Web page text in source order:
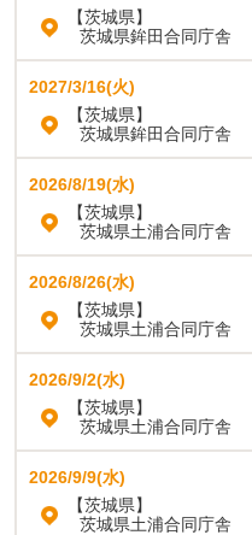
【茨城県】
茨城県鉾田合同庁舎
2027/3/16(火)
【茨城県】
茨城県鉾田合同庁舎
2026/8/19(水)
【茨城県】
茨城県土浦合同庁舎
2026/8/26(水)
【茨城県】
茨城県土浦合同庁舎
2026/9/2(水)
【茨城県】
茨城県土浦合同庁舎
2026/9/9(水)
【茨城県】
茨城県土浦合同庁舎